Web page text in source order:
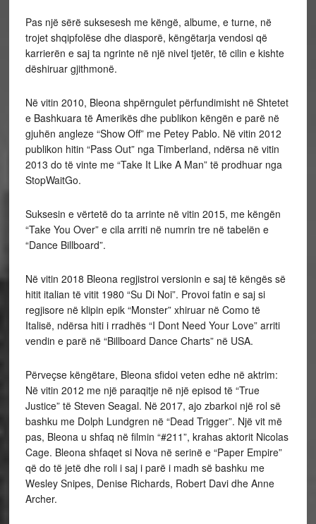
Pas një sërë suksesesh me këngë, albume, e turne, në
trojet shqipfolëse dhe diasporë, këngëtarja vendosi që
karrierën e saj ta ngrinte në një nivel tjetër, të cilin e kishte
dëshiruar gjithmonë.
Në vitin 2010, Bleona shpërngulet përfundimisht në Shtetet
e Bashkuara të Amerikës dhe publikon këngën e parë në
gjuhën angleze “Show Off” me Petey Pablo. Në vitin 2012
publikon hitin “Pass Out” nga Timberland, ndërsa në vitin
2013 do të vinte me “Take It Like A Man” të prodhuar nga
StopWaitGo.
Suksesin e vërtetë do ta arrinte në vitin 2015, me këngën
“Take You Over” e cila arriti në numrin tre në tabelën e
“Dance Billboard”.
Në vitin 2018 Bleona regjistroi versionin e saj të këngës së
hitit italian të vitit 1980 “Su Di Noi”. Provoi fatin e saj si
regjisore në klipin epik “Monster” xhiruar në Como të
Italisë, ndërsa hiti i rradhës “I Dont Need Your Love” arriti
vendin e parë në “Billboard Dance Charts” në USA.
Përveçse këngëtare, Bleona sfidoi veten edhe në aktrim:
Në vitin 2012 me një paraqitje në një episod të “True
Justice” të Steven Seagal. Në 2017, ajo zbarkoi një rol së
bashku me Dolph Lundgren në “Dead Trigger”. Një vit më
pas, Bleona u shfaq në filmin “#211”, krahas aktorit Nicolas
Cage. Bleona shfaqet si Nova në serinë e “Paper Empire”
që do të jetë dhe roli i saj i parë i madh së bashku me
Wesley Snipes, Denise Richards, Robert Davi dhe Anne
Archer.